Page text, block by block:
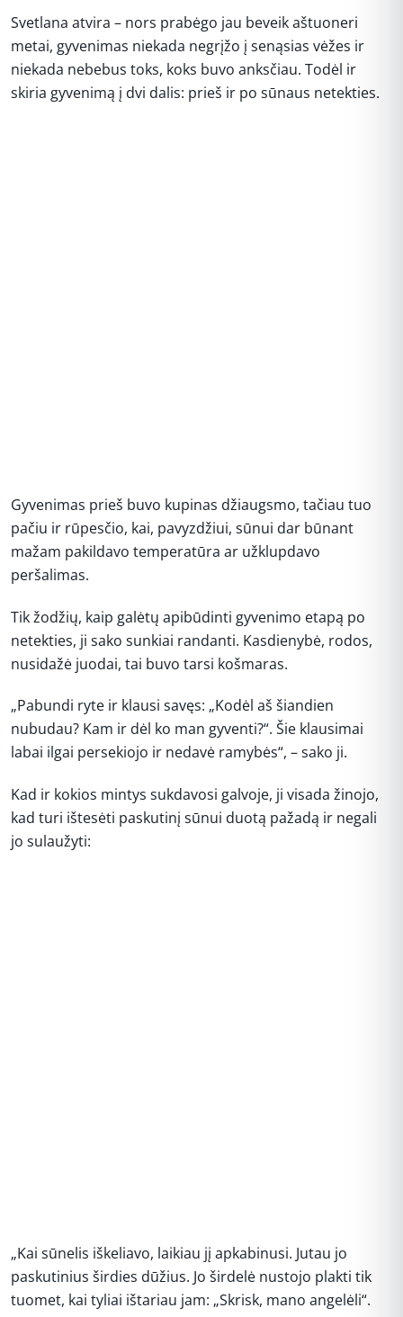
Svetlana atvira – nors prabėgo jau beveik aštuoneri
metai, gyvenimas niekada negrįžo į senąsias vėžes ir
niekada nebebus toks, koks buvo anksčiau. Todėl ir
skiria gyvenimą į dvi dalis: prieš ir po sūnaus netekties.
Gyvenimas prieš buvo kupinas džiaugsmo, tačiau tuo
pačiu ir rūpesčio, kai, pavyzdžiui, sūnui dar būnant
mažam pakildavo temperatūra ar užklupdavo
peršalimas.
Tik žodžių, kaip galėtų apibūdinti gyvenimo etapą po
netekties, ji sako sunkiai randanti. Kasdienybė, rodos,
nusidažė juodai, tai buvo tarsi košmaras.
„Pabundi ryte ir klausi savęs: „Kodėl aš šiandien
nubudau? Kam ir dėl ko man gyventi?“. Šie klausimai
labai ilgai persekiojo ir nedavė ramybės“, – sako ji.
Kad ir kokios mintys sukdavosi galvoje, ji visada žinojo,
kad turi ištesėti paskutinį sūnui duotą pažadą ir negali
jo sulaužyti:
„Kai sūnelis iškeliavo, laikiau jį apkabinusi. Jutau jo
paskutinius širdies dūžius. Jo širdelė nustojo plakti tik
tuomet, kai tyliai ištariau jam: „Skrisk, mano angelėli“.